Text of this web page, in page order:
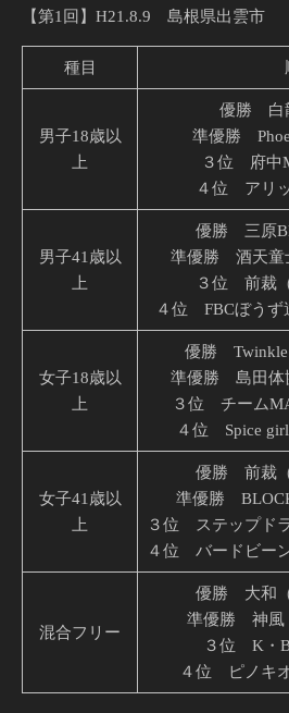
【第1回】H21.8.9 島根県出雲市
種目
男子18歳以
上
優勝 白
準優勝
３位 府中
４位 アリ
男子41歳以
上
優勝 三原
準優勝 酒天童
３位 前裁
４位 FBCぼうず
女子18歳以
上
優勝 Twinkle
準優勝 島田体
３位 チーム
４位 Spice
女子41歳以
上
優勝 前裁（
準優勝
３位 ステップド
４位 バードビー
混合フリー
優勝 大和（
準優勝 神風
３位 K・B
４位 ピノキ